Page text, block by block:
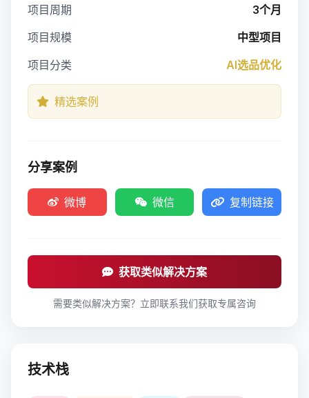
项目周期
3个月
项目规模
中型项目
项目分类
AI选品优化
精选案例
分享案例
微博 微信 复制链接
获取类似解决方案
需要类似解决方案？立即联系我们获取专属咨询
技术栈